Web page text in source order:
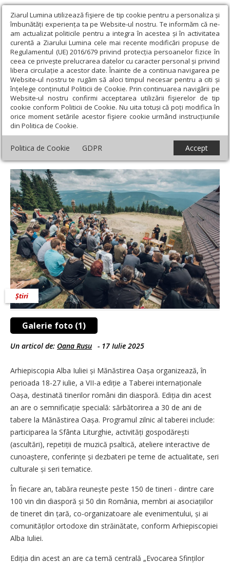
Ziarul Lumina utilizează fişiere de tip cookie pentru a personaliza și
îmbunătăți experiența ta pe Website-ul nostru. Te informăm că ne-
am actualizat politicile pentru a integra în acestea și în activitatea
curentă a Ziarului Lumina cele mai recente modificări propuse de
Regulamentul (UE) 2016/679 privind protecția persoanelor fizice în
ceea ce privește prelucrarea datelor cu caracter personal și privind
libera circulație a acestor date. Înainte de a continua navigarea pe
Website-ul nostru te rugăm să aloci timpul necesar pentru a citi și
înțelege conținutul Politicii de Cookie. Prin continuarea navigării pe
Website-ul nostru confirmi acceptarea utilizării fişierelor de tip
cookie conform Politicii de Cookie. Nu uita totuși că poți modifica în
orice moment setările acestor fişiere cookie urmând instrucțiunile
din Politica de Cookie.
Politica de Cookie GDPR Accept
Ziarul Lumina › Actualitate religioasă › Știri › Sfinții Cuvioși
Cleopa și Paisie de la Sihăstria, evocaţi la tabăra internațională de
la Oașa
Sfinții Cuvioși Cleopa și Paisie de la
Sihăstria, evocaţi la tabăra internațională
de la Oașa
Galerie foto (1)
Știri
Un articol de: Oana Rusu - 17 Iulie 2025
Arhiepiscopia Alba Iuliei și Mănăstirea Oașa organizează, în
perioada 18-27 iulie, a VII-a ediție a Taberei internaționale
Oașa, destinată tinerilor români din diasporă. Ediția din acest
an are o semnificație specială: sărbătorirea a 30 de ani de
tabere la Mănăstirea Oașa. Programul zilnic al taberei include:
participarea la Sfânta Liturghie, acti­vități gospodărești
(ascultări), re­pe­tiții de muzică psaltică, ateliere interactive de
cunoaștere, conferințe și dezbateri pe teme de actualitate, seri
culturale și seri tematice.
În fiecare an, tabăra reunește peste 150 de tineri - dintre care
100 vin din diasporă și 50 din România, membri ai asociațiilor
de tineret din țară, co-organizatoare ale evenimentului, și ai
comunităților ortodoxe din străinătate, conform Arhi­episcopiei
Alba Iuliei.
Ediția din acest an are ca temă centrală „Evocarea Sfinților